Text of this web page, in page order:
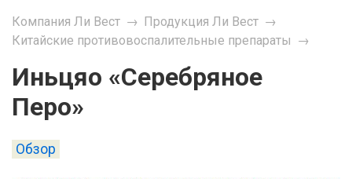
Компания Ли Вест → Продукция Ли Вест →
Китайские противовоспалительные препараты →
Иньцяо «Серебряное
Перо»
Обзор